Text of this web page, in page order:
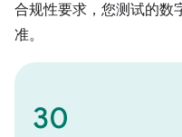
合规性要求，您测试的数
准。
30